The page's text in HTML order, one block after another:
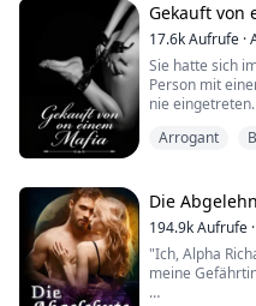
seine
Gekauft von
17.6kAufrufe ·
Sie hatte sich
Person mit
nie
Stiefmutter,
Arrogant
Die
194.9kAufrufe ·
"Ich, Alpha
meine